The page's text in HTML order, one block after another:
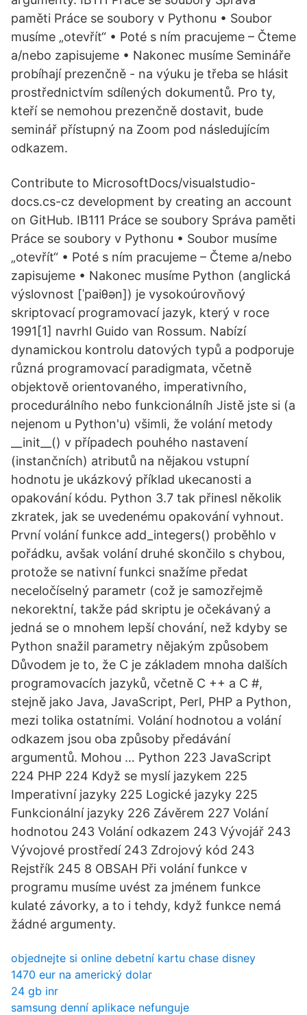
paměti Práce se soubory v Pythonu • Soubor
musíme „otevřít“ • Poté s ním pracujeme – Čteme
a/nebo zapisujeme • Nakonec musíme Semináře
probíhají prezenčně - na výuku je třeba se hlásit
prostřednictvím sdílených dokumentů. Pro ty,
kteří se nemohou prezenčně dostavit, bude
seminář přístupný na Zoom pod následujícím
odkazem.
Contribute to MicrosoftDocs/visualstudio-
docs.cs-cz development by creating an account
on GitHub. IB111 Práce se soubory Správa paměti
Práce se soubory v Pythonu • Soubor musíme
„otevřít“ • Poté s ním pracujeme – Čteme a/nebo
zapisujeme • Nakonec musíme Python (anglická
výslovnost [ˈpaiθən]) je vysokoúrovňový
skriptovací programovací jazyk, který v roce
1991[1] navrhl Guido van Rossum. Nabízí
dynamickou kontrolu datových typů a podporuje
různá programovací paradigmata, včetně
objektově orientovaného, imperativního,
procedurálního nebo funkcionálníh Jistě jste si (a
nejenom u Python'u) všimli, že volání metody
__init__() v případech pouhého nastavení
(instančních) atributů na nějakou vstupní
hodnotu je ukázkový příklad ukecanosti a
opakování kódu. Python 3.7 tak přinesl několik
zkratek, jak se uvedenému opakování vyhnout.
První volání funkce add_integers() proběhlo v
pořádku, avšak volání druhé skončilo s chybou,
protože se nativní funkci snažíme předat
neceločíselný parametr (což je samozřejmě
nekorektní, takže pád skriptu je očekávaný a
jedná se o mnohem lepší chování, než kdyby se
Python snažil parametry nějakým způsobem
Důvodem je to, že C je základem mnoha dalších
programovacích jazyků, včetně C ++ a C #,
stejně jako Java, JavaScript, Perl, PHP a Python,
mezi tolika ostatními. Volání hodnotou a volání
odkazem jsou oba způsoby předávání
argumentů. Mohou … Python 223 JavaScript
224 PHP 224 Když se myslí jazykem 225
Imperativní jazyky 225 Logické jazyky 225
Funkcionální jazyky 226 Závěrem 227 Volání
hodnotou 243 Volání odkazem 243 Vývojář 243
Vývojové prostředí 243 Zdrojový kód 243
Rejstřík 245 8 OBSAH Při volání funkce v
programu musíme uvést za jménem funkce
kulaté závorky, a to i tehdy, když funkce nemá
žádné argumenty.
objednejte si online debetní kartu chase disney
1470 eur na americký dolar
24 gb inr
samsung denní aplikace nefunguje